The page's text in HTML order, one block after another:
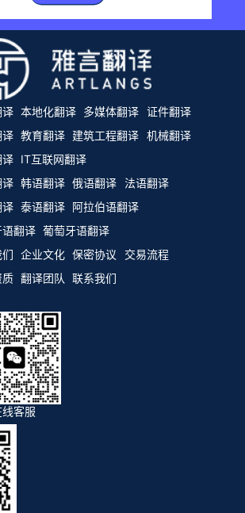
译 本地化翻译 多媒体翻译 证件翻译
译 教育翻译 建筑工程翻译 机械翻译
译
IT互联网翻译
译 韩语翻译 俄语翻译
法语翻译
译 泰语翻译 阿拉伯语翻译
翻译 葡萄牙语翻译
企业文化 保密协议
交易流程
质 翻译团队
联系我们
客服